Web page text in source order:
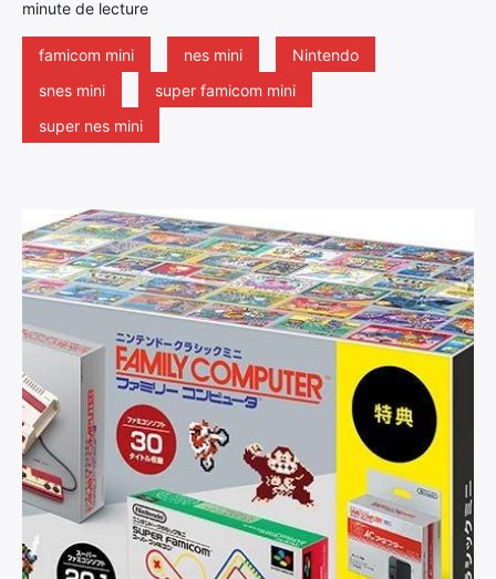
minute de lecture
famicom mini nes mini
Nintendo
snes mini
super famicom mini
super nes mini